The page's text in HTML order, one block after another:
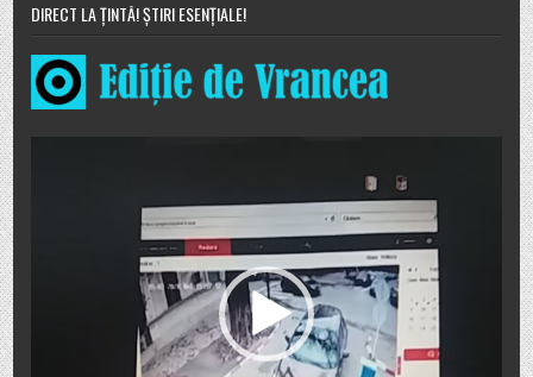
DIRECT LA ȚINTĂ! ȘTIRI ESENȚIALE!